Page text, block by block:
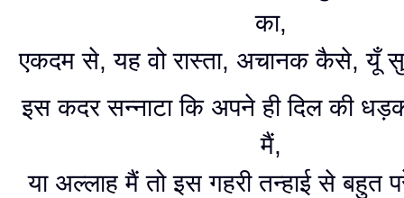
का,
एकदम से, यह वो रास्ता, अचानक कैसे, यूँ
इस कदर सन्नाटा कि अपने ही दिल की
मैं,
या अल्लाह मैं तो इस गहरी तन्हाई से बहुत